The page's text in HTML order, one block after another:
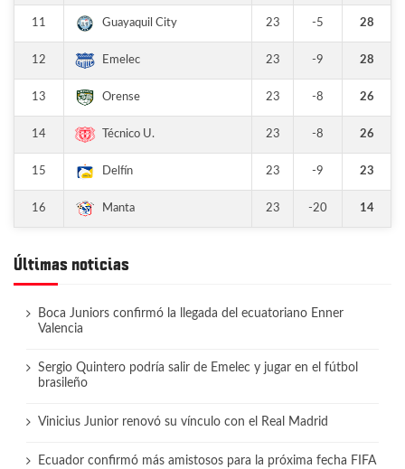
11 Guayaquil City 23 -5 28
12 Emelec 23 -9 28
13 Orense 23 -8 26
14 Técnico U. 23 -8 26
15 Delfín 23 -9 23
16 Manta 23 -20 14
Últimas noticias
Boca Juniors confirmó la llegada del ecuatoriano Enner
Valencia
Sergio Quintero podría salir de Emelec y jugar en el fútbol
brasileño
Vinicius Junior renovó su vínculo con el Real Madrid
Ecuador confirmó más amistosos para la próxima fecha FIFA